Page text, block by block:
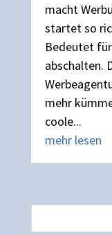
macht
startet so
Bedeutet
abschalten.
mehr
coole...
mehr lesen